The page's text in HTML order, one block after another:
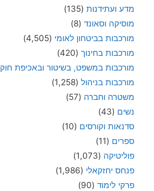
מדע ועתידנות (135)
מוסיקה וסאונד (8)
מורכבות בביטחון לאומי (4,505)
מורכבות בחינוך (420)
מורכבות במשפט, בשיטור ובאכיפת חוק
מורכבות בניהול (1,258)
משטרה וחברה (57)
נשים (43)
סדנאות וקורסים (10)
ספרים (11)
פוליטיקה (1,073)
פנחס יחזקאלי (1,986)
פרקי לימוד (90)